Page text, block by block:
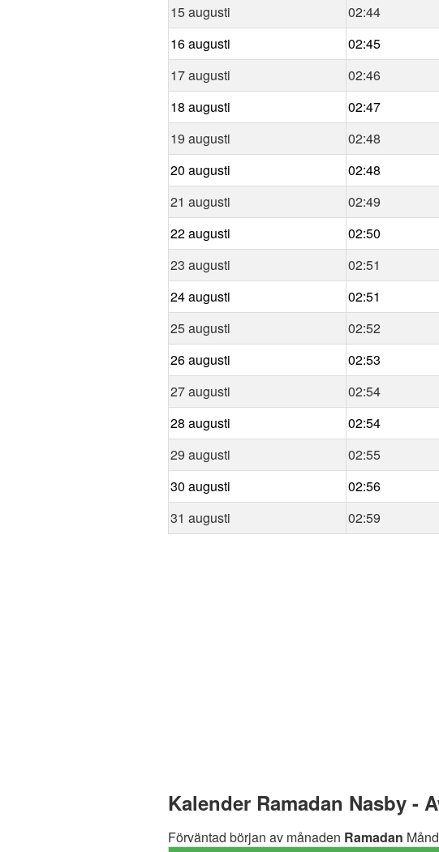
15 augusti
02:44
16 augusti
02:45
17 augusti
02:46
18 augusti
02:47
19 augusti
02:48
20 augusti
02:48
21 augusti
02:49
22 augusti
02:50
23 augusti
02:51
24 augusti
02:51
25 augusti
02:52
26 augusti
02:53
27 augusti
02:54
28 augusti
02:54
29 augusti
02:55
30 augusti
02:56
31 augusti
02:59
Kalender Ramadan Nasby -
Förväntad början av månaden Ramadan